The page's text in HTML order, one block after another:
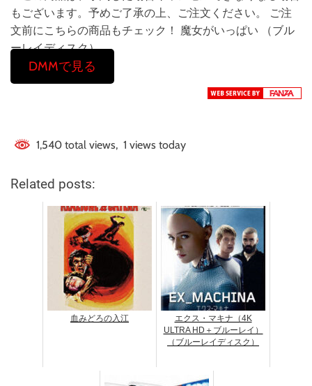
もございます。予めご了承の上、ご注文ください。 ご注
文前にこちらの商品もチェック！ 魔女がいっぱい （ブル
ーレイディスク）
DMMで見る
1,540 total views, 1 views today
Related posts:
血みどろの入江
エクス・マキナ（4K
ULTRA HD＋ブルーレイ）
（ブルーレイディスク）